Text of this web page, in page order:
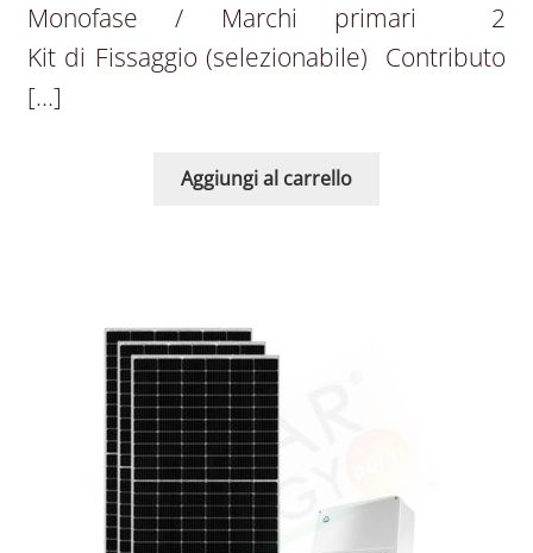
Monofase / Marchi primari 2
Kit di Fissaggio (selezionabile) Contributo
[…]
Aggiungi al carrello